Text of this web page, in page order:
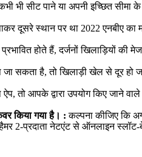
भी सीट पाने या अपनी इच्छित सीमा
दूसरे स्थान पर था 2022 एनबीए का
होते हैं, दर्जनों खिलाड़ियों की
जा सकता है, तो खिलाड़ी खेल से दूर
ऐप, तो आपके द्वारा उपयोग किए जाने
किया गया है। : कल्पना कीजिए कि
2-प्रदाता नेटएंट से ऑनलाइन